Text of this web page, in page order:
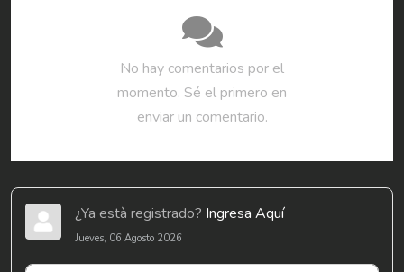
No hay comentarios por el
momento. Sé el primero en
enviar un comentario.
¿Ya està registrado? Ingresa Aquí
Jueves, 06 Agosto 2026